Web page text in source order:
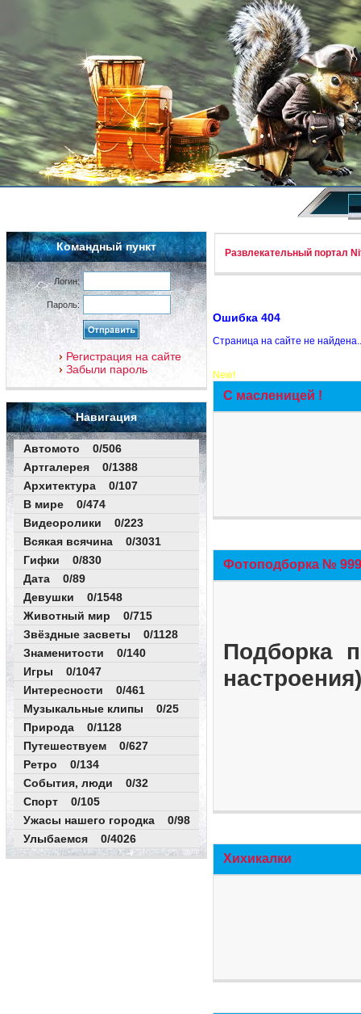
Командный пункт
Логин:
Пароль:
Регистрация на сайте
Забыли пароль
Навигация
Автомото 0/506
Артгалерея 0/1388
Архитектура 0/107
В мире 0/474
Видеоролики 0/223
Всякая всячина 0/3031
Гифки 0/830
Дата 0/89
Девушки 0/1548
Животный мир 0/715
Звёздные засветы 0/1128
Знаменитости 0/140
Игры 0/1047
Интересности 0/461
Музыкальные клипы 0/25
Природа 0/1128
Путешествуем 0/627
Ретро 0/134
События, люди 0/32
Спорт 0/105
Ужасы нашего городка 0/98
Улыбаемся 0/4026
Развлекательный портал
Ошибка 404
Страница на сайте не
New!
С масленицей !
Фотоподборка №
Подборка
Хихикалки